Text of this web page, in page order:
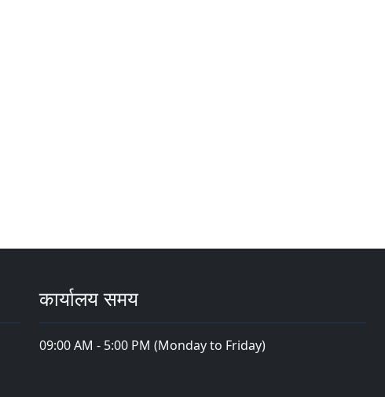
कार्यालय समय
09:00 AM - 5:00 PM (Monday to Friday)